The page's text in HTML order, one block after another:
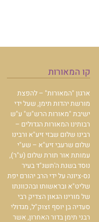
קו המאורות
ארגון "המאורות" – להפצת
מורשת יהדות תימן, שעל ידי
ישיבת "מאורות הרש"ש" ע"ש
רבותינו המאורות הגדולים –
רבינו שלום שבזי זיע"א ורבינו
שלום שרעבי זיע"א – שע"י
עמותת אור תורת שלום (ע"ר),
נוסד בשנת ה'תשנ"ד בעיר
נס-ציונה על ידי הרב יהורם יפת
שליט"א ובראשותו ובהכוונתו
של מורינו הגאון הצדיק רבי
סעדיה בן יוסף זצוק"ל, מגדולי
רבני תימן בדור האחרון, אשר